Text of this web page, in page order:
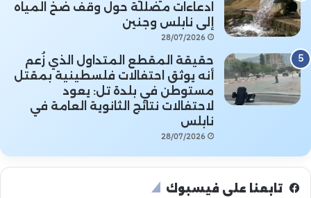
ادعاءات مضللة حول وقف ضخ المياه
إلى نابلس وجنين
28/07/2026
حقيقة المقطع المتداول الذي زُعم
أنه يوثق احتفالات فلسطينية بمقتل
مستوطن في بلدة تل: يعود
لاحتفالات نتائج الثانوية العامة في
نابلس
28/07/2026
تابعنا على فيسبوك